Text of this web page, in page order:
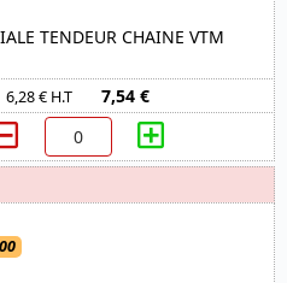
TENDEUR CHAINE VTM
6,28 € H.T 7,54 €